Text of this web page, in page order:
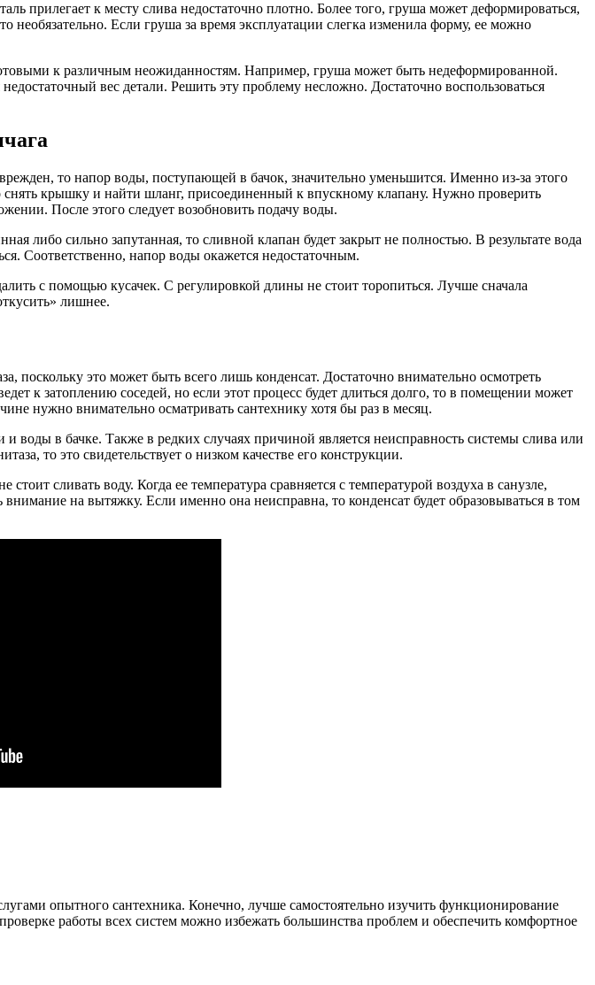
прилегает к месту слива недостаточно плотно. Более того, груша может деформироваться,
Если груша за время эксплуатации слегка изменила форму, ее можно
к различным неожиданностям. Например, груша может быть недеформированной.
вес детали. Решить эту проблему несложно. Достаточно воспользоваться
то напор воды, поступающей в бачок, значительно уменьшится. Именно из-за этого
крышку и найти шланг, присоединенный к впускному клапану. Нужно проверить
После этого следует возобновить подачу воды.
либо сильно запутанная, то сливной клапан будет закрыт не полностью. В результате вода
Соответственно, напор воды окажется недостаточным.
с помощью кусачек. С регулировкой длины не стоит торопиться. Лучше сначала
лишнее.
поскольку это может быть всего лишь конденсат. Достаточно внимательно осмотреть
к затоплению соседей, но если этот процесс будет длиться долго, то в помещении может
нужно внимательно осматривать сантехнику хотя бы раз в месяц.
воды в бачке. Также в редких случаях причиной является неисправность системы слива или
то это свидетельствует о низком качестве его конструкции.
сливать воду. Когда ее температура сравняется с температурой воздуха в санузле,
на вытяжку. Если именно она неисправна, то конденсат будет образовываться в том
опытного сантехника. Конечно, лучше самостоятельно изучить функционирование
работы всех систем можно избежать большинства проблем и обеспечить комфортное